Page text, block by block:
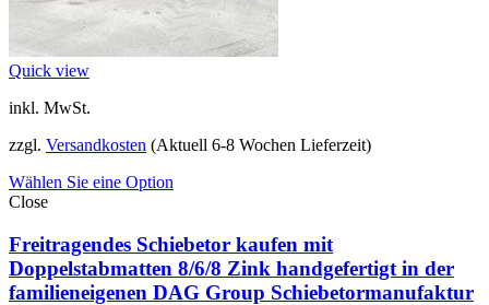
Quick view
inkl. MwSt.
zzgl. Versandkosten (Aktuell 6-8 Wochen Lieferzeit)
Wählen Sie eine Option
Close
Freitragendes Schiebetor kaufen mit
Doppelstabmatten 8/6/8 Zink handgefertigt in der
familieneigenen DAG Group Schiebetormanufaktur